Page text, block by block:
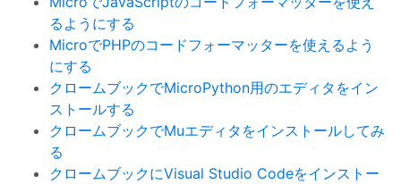
るようにする
MicroでPHPのコードフォーマッターを使えるよう
にする
クロームブックでMicroPython用のエディタをイン
ストールする
クロームブックでMuエディタをインストールしてみ
る
クロームブックにVisual Studio Codeをインストー